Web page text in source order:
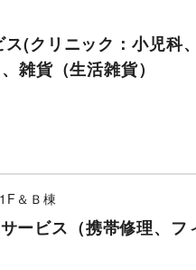
(クリニック：小児科
雑貨（生活雑貨）
＆Ｂ棟
ービス（携帯修理、フ